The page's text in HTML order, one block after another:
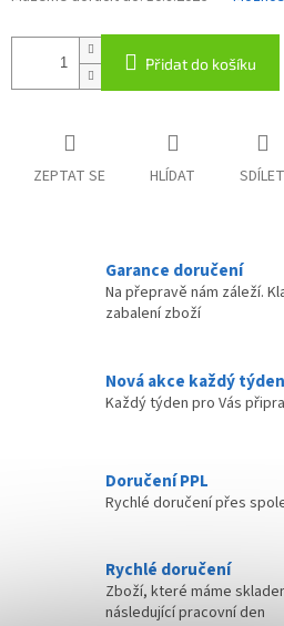
Přidat do košíku
ZEPTAT SE HLÍDAT SDÍLET
Garance doručení
Na přepravě nám záleží.
zabalení zboží
Nová akce každý týden
Každý týden pro Vás
Doručení PPL
Rychlé doručení přes
Rychlé doručení
Zboží, které máme
následující pracovní den